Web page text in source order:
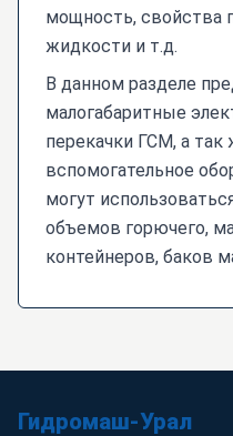
мощность, свойства
жидкости и т.д.
В данном разделе
малогабаритные
перекачки ГСМ, а
вспомогательное
могут
объемов горючего,
контейнеров, баков
Гидромаш-Урал